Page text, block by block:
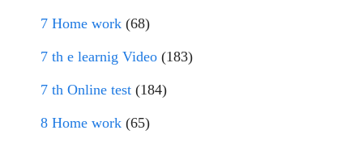
7 Home work (68)
7 th e learnig Video (183)
7 th Online test (184)
8 Home work (65)